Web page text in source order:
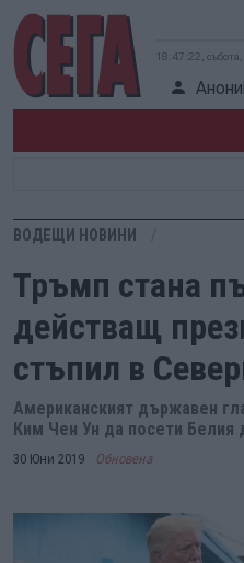
18:47:23, събота,
ВОДЕЩИ НОВИНИ
Тръмп стана
действащ
стъпил в
Американският държавен
Ким Чен Ун да посети Белия
30 Юни 2019 Обновена